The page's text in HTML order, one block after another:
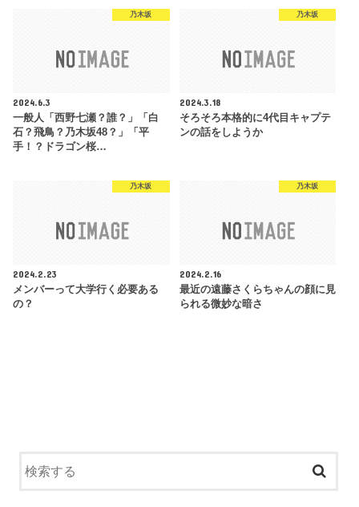
乃木坂
2024.6.3
一般人「西野七瀬？誰？」「白
石？飛鳥？乃木坂48？」「平
手！？ドラゴン桜…
乃木坂
2024.3.18
そろそろ本格的に4代目キャプテ
ンの話をしようか
乃木坂
2024.2.23
メンバーって大学行く必要ある
の？
乃木坂
2024.2.16
最近の遠藤さくらちゃんの顔に見
られる微妙な暗さ